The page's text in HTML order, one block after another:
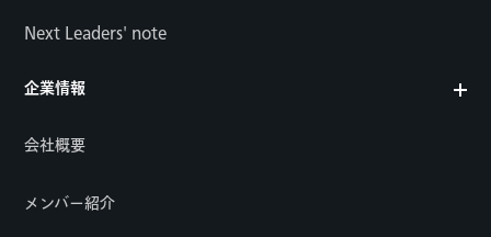
Next Leaders' note
企業情報
会社概要
メンバー紹介